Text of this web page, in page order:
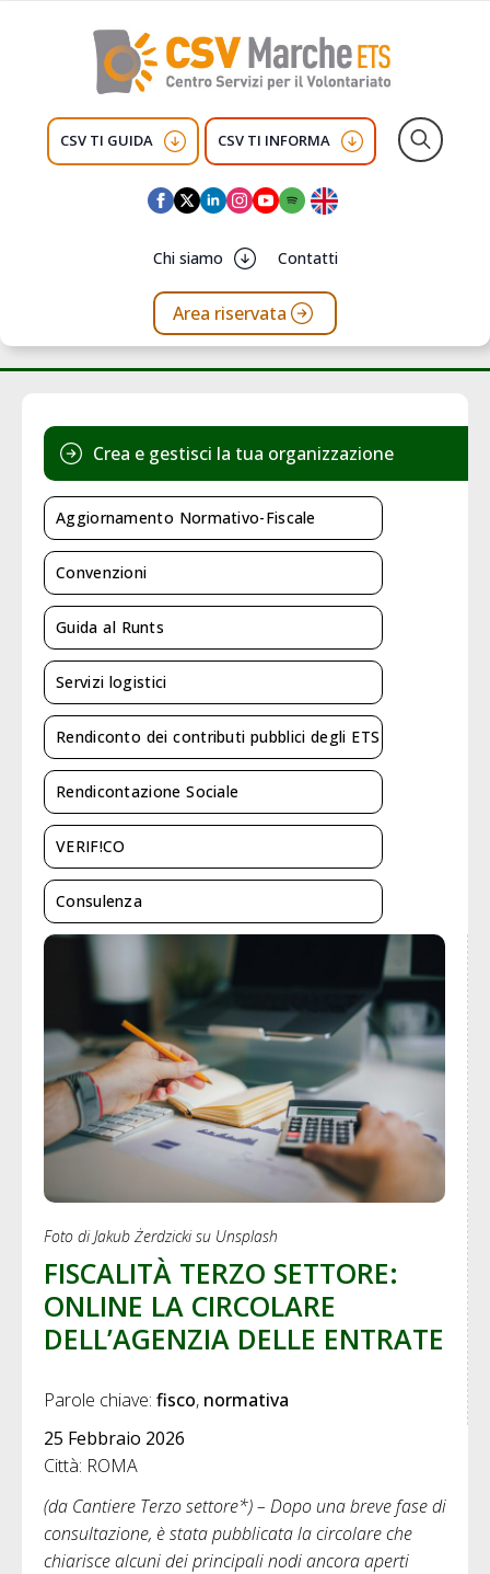
CSV TI GUIDA CSV TI INFORMA
Chi siamo Contatti
Area riservata
Foto di Jakub Żerdzicki su Unsplash
FISCALITÀ TERZO SETTORE:
ONLINE LA CIRCOLARE
DELL’AGENZIA DELLE ENTRATE
Parole chiave: fisco normativa
25 Febbraio 2026
Città: ROMA
(da Cantiere Terzo settore*) – Dopo una breve fase di
consultazione, è stata pubblicata la circolare che
chiarisce alcuni dei principali nodi ancora aperti
Crea e gestisci la tua organizzazione
Aggiornamento Normativo-Fiscale
Convenzioni
Guida al Runts
Servizi logistici
Rendiconto dei contributi pubblici degli ETS
Rendicontazione Sociale
VERIF!CO
Consulenza